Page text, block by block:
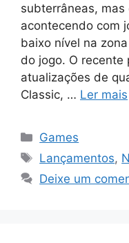
subterrâneas,
acontecendo com
baixo nível na
do jogo. O recente
atualizações de
Classic, … Ler mais
Categorias
Games
Tags
Lançamentos,
Deixe um